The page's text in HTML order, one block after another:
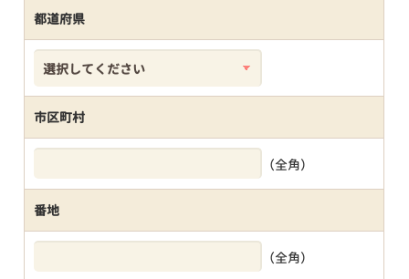
都道府県
市区町村
（全角）
番地
（全角）